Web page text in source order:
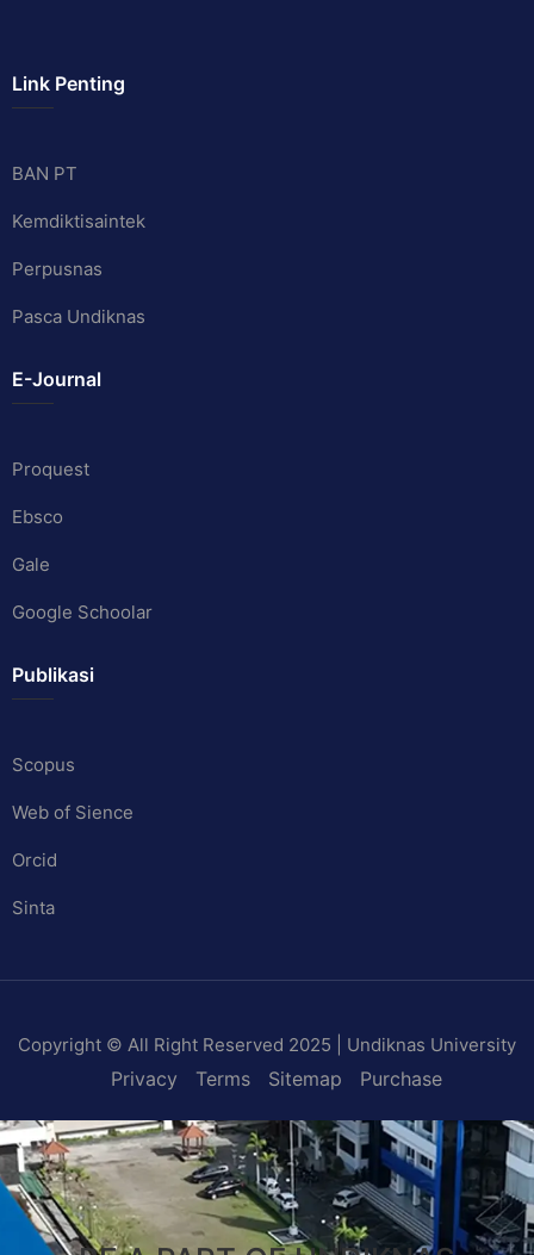
Link Penting
BAN PT
Kemdiktisaintek
Perpusnas
Pasca Undiknas
E-Journal
Proquest
Ebsco
Gale
Google Schoolar
Publikasi
Scopus
Web of Sience
Orcid
Sinta
Copyright © All Right Reserved 2025 | Undiknas University
Privacy Terms Sitemap Purchase